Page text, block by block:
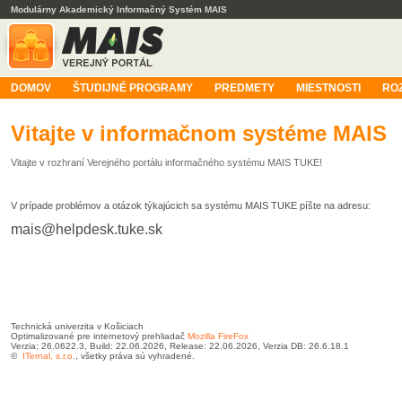
Modulárny Akademický Informačný Systém MAIS
DOMOV ŠTUDIJNÉ PROGRAMY PREDMETY MIESTNOSTI
Vitajte v informačnom systéme MAIS
Vitajte v rozhraní Verejného portálu informačného systému MAIS TUKE!
V prípade problémov a otázok týkajúcich sa systému MAIS TUKE píšte na adresu:
mais@helpdesk.tuke.sk
Technická univerzita v Košiciach
Optimalizované pre internetový prehliadač Mozilla FireFox
Verzia: 26.0622.3, Build: 22.06.2026, Release: 22.06.2026, Verzia DB: 26.6.18.1
© ITernal, s.r.o. , všetky práva sú vyhradené.